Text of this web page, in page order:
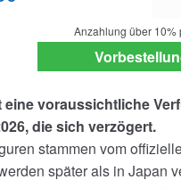
optionAnzahlung über 10%
eine voraussichtliche
die sich verzögert.
stammen vom
später als in Japan